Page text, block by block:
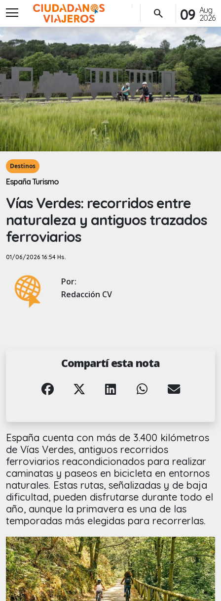
menu
Aug
2026
09
search
Destinos
España Turismo
Vías Verdes: recorridos entre
naturaleza y antiguos trazados
ferroviarios
01/06/2026 16:54 Hs.
Por:
Redacción CV
Compartí esta nota
España cuenta con más de 3.400 kilómetros
de Vías Verdes, antiguos recorridos
ferroviarios reacondicionados para realizar
caminatas y paseos en bicicleta en entornos
naturales. Estas rutas, señalizadas y de baja
dificultad, pueden disfrutarse durante todo el
año, aunque la primavera es una de las
temporadas más elegidas para recorrerlas.